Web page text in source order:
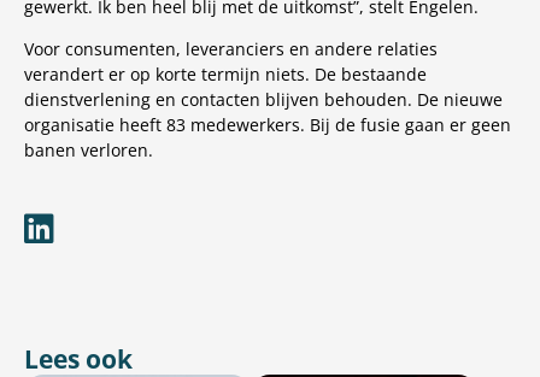
gewerkt. Ik ben heel blij met de uitkomst”, stelt Engelen.
Voor consumenten, leveranciers en andere relaties
verandert er op korte termijn niets. De bestaande
dienstverlening en contacten blijven behouden. De nieuwe
organisatie heeft 83 medewerkers. Bij de fusie gaan er geen
banen verloren.
Lees ook